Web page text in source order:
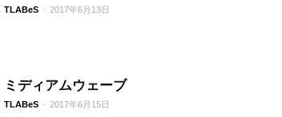
TLABeS - 2017年6月13日
ミディアムウェーブ
TLABeS - 2017年6月15日